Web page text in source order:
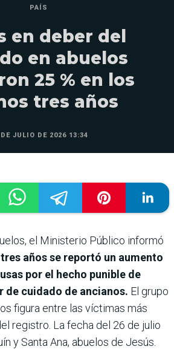
PAÍS
en deber del
en abuelos
25 % en los
tres años
JULIO DE 2026 13:34
el Ministerio Público informó
años se reportó un aumento
por el hecho punible de
de cuidado de ancianos. El grupo
figura entre las víctimas más
registro. La fecha del 26 de julio
y Santa Ana, abuelos de Jesús.